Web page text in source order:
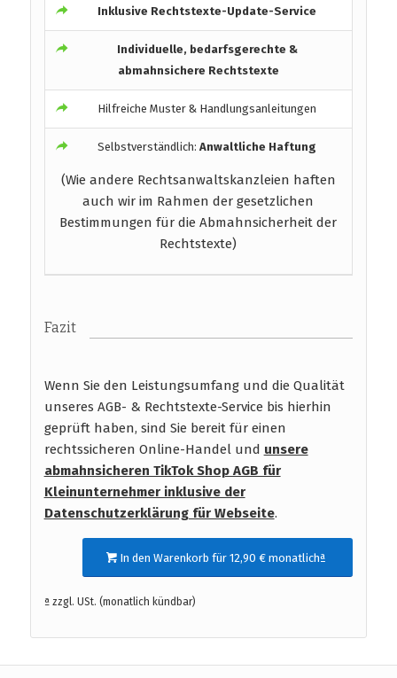
Inklusive Rechtstexte-Update-Service
Individuelle, bedarfsgerechte &
abmahnsichere Rechtstexte
Hilfreiche Muster & Handlungsanleitungen
Selbstverständlich:Anwaltliche Haftung
(Wie andere Rechtsanwaltskanzleien haften
auch wir im Rahmen der gesetzlichen
Bestimmungen für die Abmahnsicherheit der
Rechtstexte)
Fazit
Wenn Sie den Leistungsumfang und die Qualität
unseres AGB- & Rechtstexte-Service bis hierhin
geprüft haben, sind Sie bereit für einen
rechtssicheren Online-Handel und unsere
abmahnsicheren TikTok Shop AGB für
Kleinunternehmer inklusive der
Datenschutzerklärung für Webseite.
In den Warenkorb für 12,90 € monatlichª
ª zzgl. USt. (monatlich kündbar)